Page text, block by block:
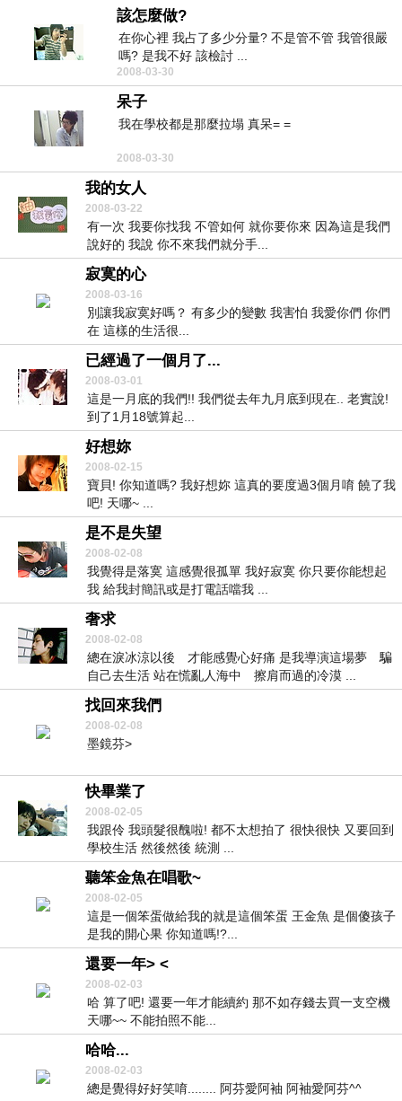
該怎麼做?
在你心裡 我占了多少分量? 不是管不管 我管很嚴
嗎? 是我不好 該檢討 ...
2008-03-30
呆子
我在學校都是那麼拉塌 真呆= =
2008-03-30
我的女人
2008-03-22
有一次 我要你找我 不管如何 就你要你來 因為這是我們
說好的 我說 你不來我們就分手...
寂寞的心
2008-03-16
別讓我寂寞好嗎？ 有多少的變數 我害怕 我愛你們 你們
在 這樣的生活很...
已經過了一個月了...
2008-03-01
這是一月底的我們!! 我們從去年九月底到現在.. 老實說!
到了1月18號算起...
好想妳
2008-02-15
寶貝! 你知道嗎? 我好想妳 這真的要度過3個月唷 饒了我
吧! 天哪~ ...
是不是失望
2008-02-08
我覺得是落寞 這感覺很孤單 我好寂寞 你只要你能想起
我 給我封簡訊或是打電話噹我 ...
奢求
2008-02-08
總在淚冰涼以後 才能感覺心好痛 是我導演這場夢 騙
自己去生活 站在慌亂人海中 擦肩而過的冷漠 ...
找回來我們
2008-02-08
墨鏡芬>
快畢業了
2008-02-05
我跟伶 我頭髮很醜啦! 都不太想拍了 很快很快 又要回到
學校生活 然後然後 統測 ...
聽笨金魚在唱歌~
2008-02-05
這是一個笨蛋做給我的就是這個笨蛋 王金魚 是個傻孩子
是我的開心果 你知道嗎!?...
還要一年> <
2008-02-03
哈 算了吧! 還要一年才能續約 那不如存錢去買一支空機
天哪~~ 不能拍照不能...
哈哈...
2008-02-03
總是覺得好好笑唷........ 阿芬愛阿袖 阿袖愛阿芬^^